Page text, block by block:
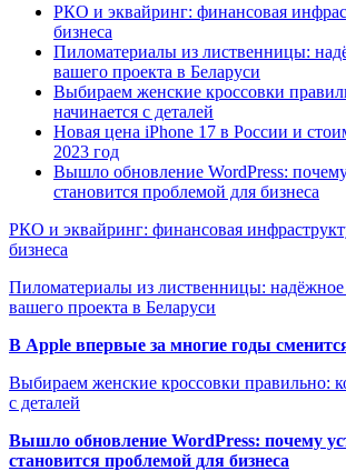
РКО и эквайринг: финансовая
бизнеса
Пиломатериалы из лиственницы:
вашего проекта в Беларуси
Выбираем женские кроссовки
начинается с деталей
Новая цена iPhone 17 в России и
2023 год
Вышло обновление WordPress:
становится проблемой для бизнеса
РКО и эквайринг: финансовая
бизнеса
Пиломатериалы из лиственницы:
вашего проекта в Беларуси
В Apple впервые за многие годы
Выбираем женские кроссовки правильно:
с деталей
Вышло обновление WordPress: почему
становится проблемой для бизнеса